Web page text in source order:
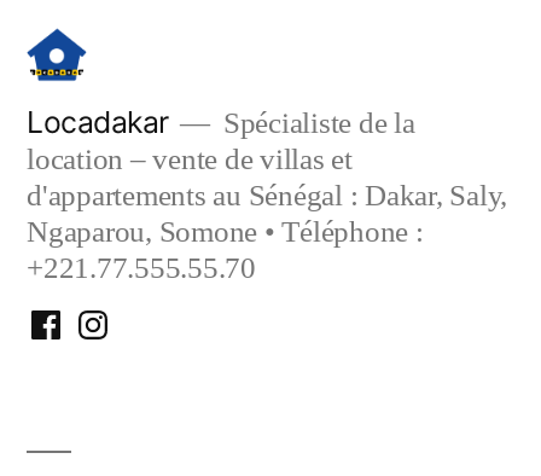
contenu
Locadakar
Spécialiste de la
location – vente de villas et
d'appartements au Sénégal : Dakar, Saly,
Ngaparou, Somone • Téléphone :
+221.77.555.55.70
FacebookInstagram